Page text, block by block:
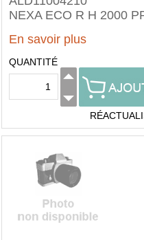
NEXA ECO R H 2000
En savoir plus
QUANTITÉ